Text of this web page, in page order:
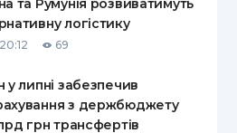
ВІД
ВИПАДКІВ
ДЕПОЗИТНИЙ КАЛЬКУЛЯТОР
ПУТІВНИКИ ПО
та Румунія розвиватимуть
логістику
69
у липні забезпечив
з держбюджету
грн трансфертів